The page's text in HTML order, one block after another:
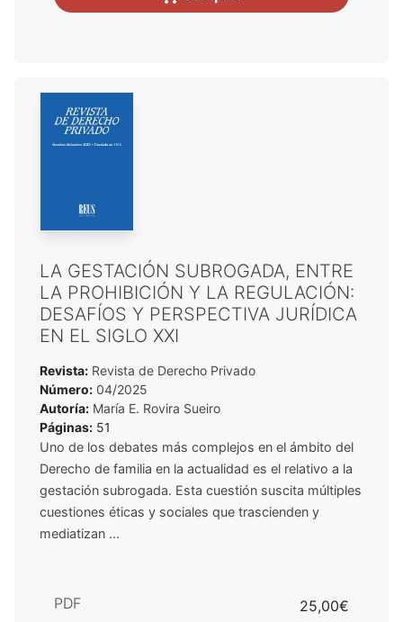
LA GESTACIÓN SUBROGADA, ENTRE
LA PROHIBICIÓN Y LA REGULACIÓN:
DESAFÍOS Y PERSPECTIVA JURÍDICA
EN EL SIGLO XXI
Revista: Revista de Derecho Privado
Número: 04/2025
Autoría: María E. Rovira Sueiro
Páginas: 51
Uno de los debates más complejos en el ámbito del
Derecho de familia en la actualidad es el relativo a la
gestación subrogada. Esta cuestión suscita múltiples
cuestiones éticas y sociales que trascienden y
mediatizan ...
PDF 25,00€